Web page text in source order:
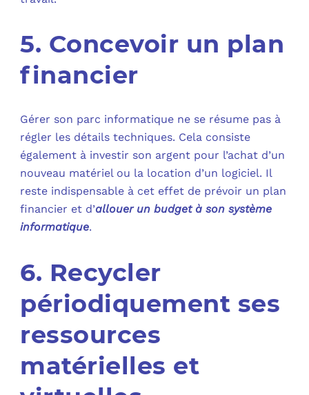
5. Concevoir un plan
financier
Gérer son parc informatique ne se résume pas à
régler les détails techniques. Cela consiste
également à investir son argent pour l’achat d’un
nouveau matériel ou la location d’un logiciel. Il
reste indispensable à cet effet de prévoir un plan
financier et d’allouer un budget à son système
informatique.
6. Recycler
périodiquement ses
ressources
matérielles et